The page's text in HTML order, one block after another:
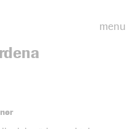
menu